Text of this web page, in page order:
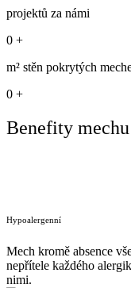
projektů za námi
0 +
m² stěn pokrytých
0 +
Benefity
Hypoalergenní
Mech kromě absence
nepřítele každého
nimi.